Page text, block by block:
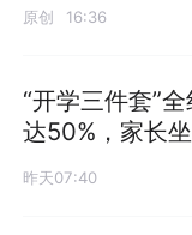
原创 16:36
“开学三件套”
达50%，家长
昨天07:40